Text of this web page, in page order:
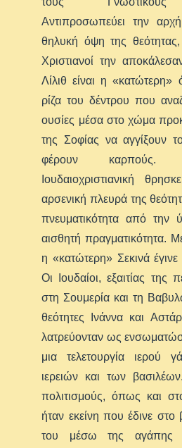
Αντιπροσωπεύει την
θηλυκή όψη της
Χριστιανοί την
Λίλιθ είναι η
ρίζα του δέντρου που
ουσίες μέσα στο χώμα
της Σοφίας να αγγίξουν
φέρουν καρπούς.
Ιουδαιοχριστιανική
αρσενική πλευρά της
πνευματικότητα από την
αισθητή πραγματικότητα.
η «κατώτερη» Σεκινά
Οι Ιουδαίοι, εξαιτίας της
στη Σουμερία και τη
θεότητες Ινάννα και
λατρεύονταν ως
μια τελετουργία ιερού
ιερειών και των
πολιτισμούς, όπως και
ήταν εκείνη που έδινε στο
του μέσω της αγάπης